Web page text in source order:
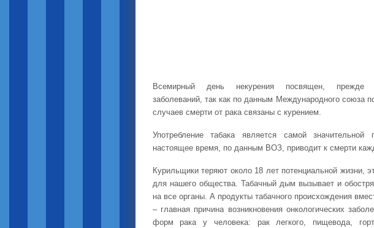
Всемирный день некурения посвящен, прежде
заболеваний, так как по данным Международного союза
случаев смерти от рака связаны с курением.
Употребление табака является самой
настоящее время, по данным ВОЗ, приводит к смерти
Курильщики теряют около 18 лет потенциальной жизни,
для нашего общества. Табачный дым вызывает и
на все органы. А продукты табачного происхождения
– главная причина возникновения онкологических
форм рака у человека: рак легкого, пищевода,